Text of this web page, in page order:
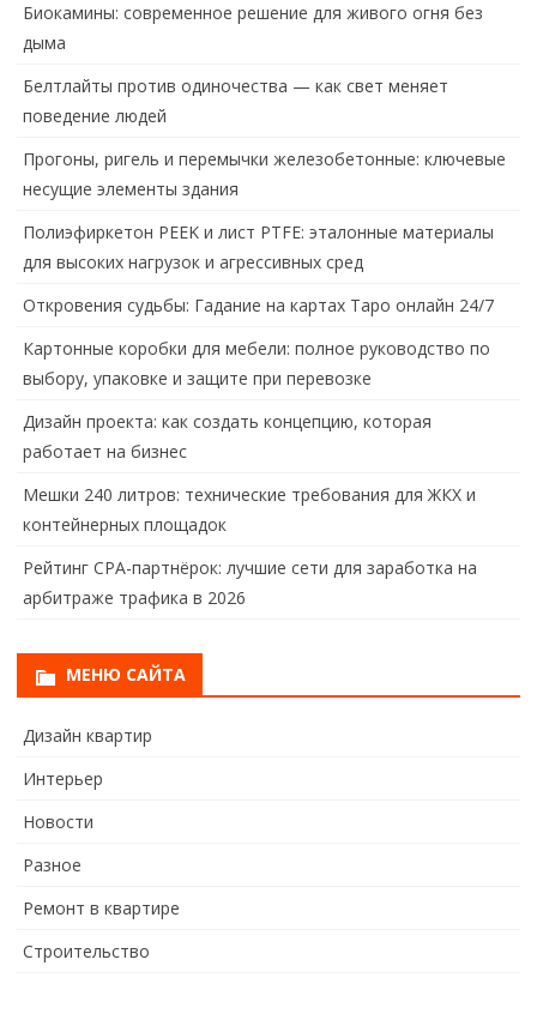
Биокамины: современное решение для живого огня без
дыма
Белтлайты против одиночества — как свет меняет
поведение людей
Прогоны, ригель и перемычки железобетонные: ключевые
несущие элементы здания
Полиэфиркетон PEEK и лист PTFE: эталонные материалы
для высоких нагрузок и агрессивных сред
Откровения судьбы: Гадание на картах Таро онлайн 24/7
Картонные коробки для мебели: полное руководство по
выбору, упаковке и защите при перевозке
Дизайн проекта: как создать концепцию, которая
работает на бизнес
Мешки 240 литров: технические требования для ЖКХ и
контейнерных площадок
Рейтинг CPA-партнёрок: лучшие сети для заработка на
арбитраже трафика в 2026
МЕНЮ САЙТА
Дизайн квартир
Интерьер
Новости
Разное
Ремонт в квартире
Строительство